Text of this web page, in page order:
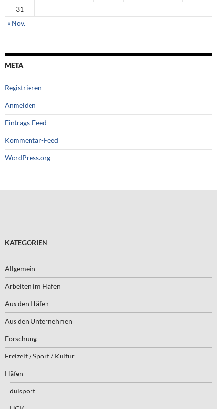
31
« Nov.
META
Registrieren
Anmelden
Eintrags-Feed
Kommentar-Feed
WordPress.org
KATEGORIEN
Allgemein
Arbeiten im Hafen
Aus den Häfen
Aus den Unternehmen
Forschung
Freizeit / Sport / Kultur
Häfen
duisport